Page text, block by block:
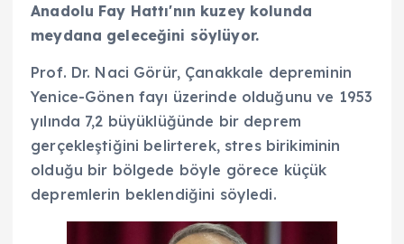
Anadolu Fay Hattı'nın kuzey kolunda
meydana geleceğini söylüyor.
Prof. Dr. Naci Görür, Çanakkale depreminin
Yenice-Gönen fayı üzerinde olduğunu ve 1953
yılında 7,2 büyüklüğünde bir deprem
gerçekleştiğini belirterek, stres birikiminin
olduğu bir bölgede böyle görece küçük
depremlerin beklendiğini söyledi.